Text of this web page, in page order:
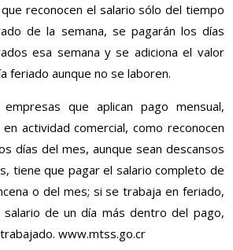
reconocen el salario sólo del tiempo
de la semana, se pagarán los días
esa semana y se adiciona el valor
feriado aunque no se laboren.
que aplican pago mensual,
actividad comercial, como reconocen
días del mes, aunque sean descansos
tiene que pagar el salario completo de
o del mes; si se trabaja en feriado,
de un día más dentro del pago,
www.mtss.go.cr